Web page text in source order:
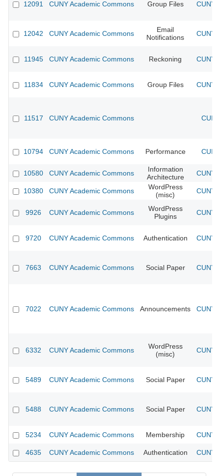
12091 CUNY Academic Commons Group Files CUNY
12042 CUNY Academic Commons
Email
Notifications
CUNY
11945 CUNY Academic Commons Reckoning CUNY
11834 CUNY Academic Commons Group Files CUNY
11517 CUNY Academic Commons
10794 CUNY Academic Commons Performance
10580 CUNY Academic Commons
Information
Architecture
CUNY
10380 CUNY Academic Commons
WordPress
(misc)
CUNY
9926 CUNY Academic Commons
WordPress
Plugins
CUNY
9720 CUNY Academic Commons Authentication CUNY
7663 CUNY Academic Commons Social Paper CUNY
7022 CUNY Academic Commons Announcements CUNY
6332 CUNY Academic Commons
WordPress
(misc)
CUNY
5489 CUNY Academic Commons Social Paper CUNY
5488 CUNY Academic Commons Social Paper CUNY
5234 CUNY Academic Commons Membership CUNY
4635 CUNY Academic Commons Authentication CUNY